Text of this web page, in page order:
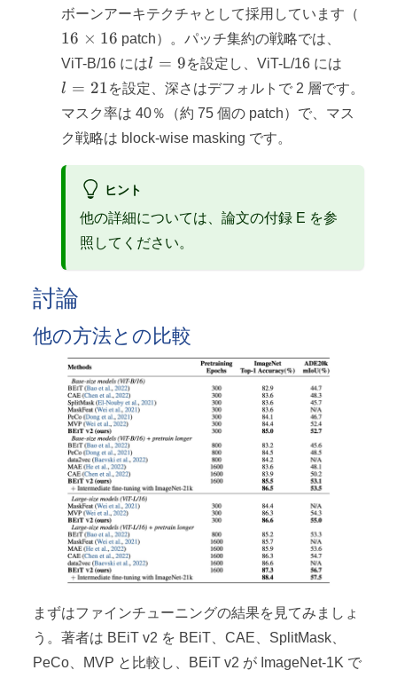
ボーンアーキテクチャとして採用しています（
16 × 16 patch）。パッチ集約の戦略では、
ViT-B/16 にはl=9
l = 9を設定し、ViT-L/16 には
l = 21 を設定、深さはデフォルトで 2 層です。
マスク率は 40％（約 75 個の patch）で、マス
ク戦略は block-wise masking です。
ヒント
他の詳細については、論文の付録 E を参
照してください。
討論
他の方法との比較
まずはファインチューニングの結果を見てみましょ
う。著者は BEiT v2 を BEiT、CAE、SplitMask、
PeCo、MVP と比較し、BEiT v2 が ImageNet-1K で